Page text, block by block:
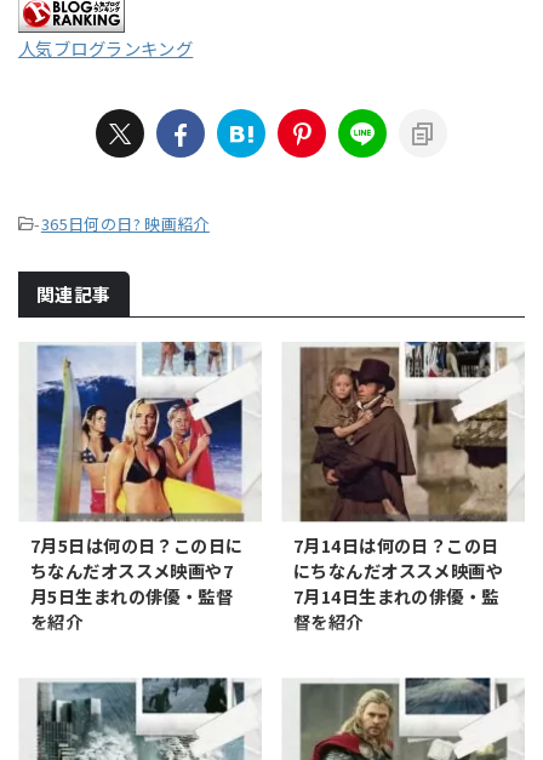
人気ブログランキング
-365日何の日? 映画紹介
関連記事
7月5日は何の日？この日に
ちなんだオススメ映画や7
月5日生まれの俳優・監督
を紹介
日は何の日？ この日にちなんだ
記念日とオススメの映画などを
まとめてみました。 記念日 ビキ
ニスタイルの日 7月5日は「ビキ
7月14日は何の日？この日
にちなんだオススメ映画や
7月14日生まれの俳優・監
督を紹介
14日は何の日？ この日にちなん
だ記念日とオススメの映画など
をまとめてみました。 記念日 フ
ランス建国記念日 7月14日は